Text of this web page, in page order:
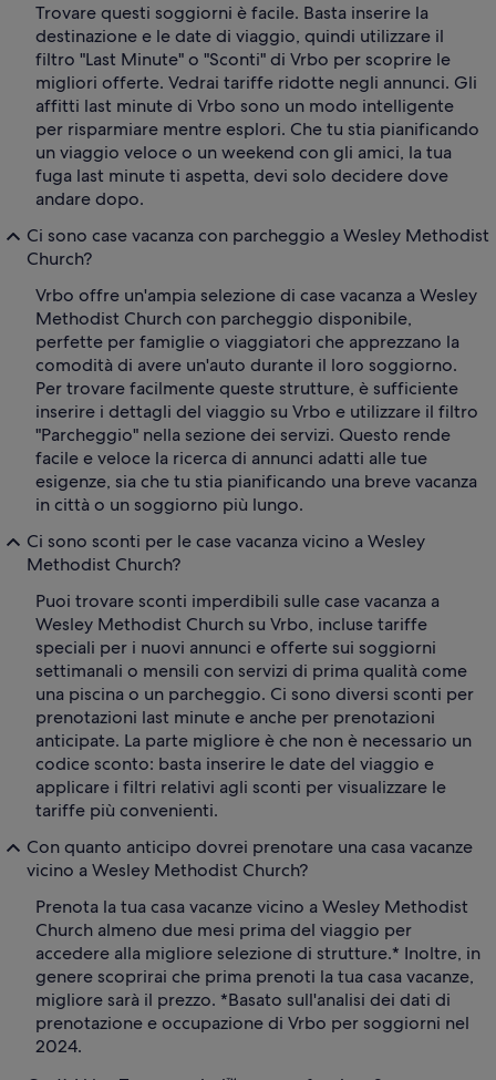
Trovare questi soggiorni è facile. Basta inserire la
destinazione e le date di viaggio, quindi utilizzare il
filtro "Last Minute" o "Sconti" di Vrbo per scoprire le
migliori offerte. Vedrai tariffe ridotte negli annunci. Gli
affitti last minute di Vrbo sono un modo intelligente
per risparmiare mentre esplori. Che tu stia pianificando
un viaggio veloce o un weekend con gli amici, la tua
fuga last minute ti aspetta, devi solo decidere dove
andare dopo.
Ci sono case vacanza con parcheggio a Wesley Methodist
Church?
Vrbo offre un'ampia selezione di case vacanza a Wesley
Methodist Church con parcheggio disponibile,
perfette per famiglie o viaggiatori che apprezzano la
comodità di avere un'auto durante il loro soggiorno.
Per trovare facilmente queste strutture, è sufficiente
inserire i dettagli del viaggio su Vrbo e utilizzare il filtro
"Parcheggio" nella sezione dei servizi. Questo rende
facile e veloce la ricerca di annunci adatti alle tue
esigenze, sia che tu stia pianificando una breve vacanza
in città o un soggiorno più lungo.
Ci sono sconti per le case vacanza vicino a Wesley
Methodist Church?
Puoi trovare sconti imperdibili sulle case vacanza a
Wesley Methodist Church su Vrbo, incluse tariffe
speciali per i nuovi annunci e offerte sui soggiorni
settimanali o mensili con servizi di prima qualità come
una piscina o un parcheggio. Ci sono diversi sconti per
prenotazioni last minute e anche per prenotazioni
anticipate. La parte migliore è che non è necessario un
codice sconto: basta inserire le date del viaggio e
applicare i filtri relativi agli sconti per visualizzare le
tariffe più convenienti.
Con quanto anticipo dovrei prenotare una casa vacanze
vicino a Wesley Methodist Church?
Prenota la tua casa vacanze vicino a Wesley Methodist
Church almeno due mesi prima del viaggio per
accedere alla migliore selezione di strutture.* Inoltre, in
genere scoprirai che prima prenoti la tua casa vacanze,
migliore sarà il prezzo. *Basato sull'analisi dei dati di
prenotazione e occupazione di Vrbo per soggiorni nel
2024.